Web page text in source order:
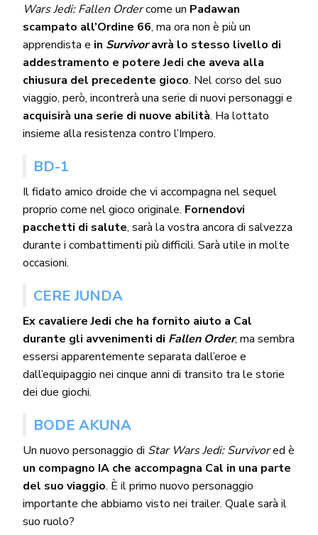
Wars Jedi: Fallen Ordercome un Padawan
scampato all’Ordine 66, ma ora non è più un
apprendista e in Survivoravrà lo stesso livello di
addestramento e potere Jedi che aveva alla
chiusura del precedente gioco. Nel corso del suo
viaggio, però, incontrerà una serie di nuovi personaggi e
acquisirà una serie di nuove abilità. Ha lottato
insieme alla resistenza contro l’Impero.
BD-1
Il fidato amico droide che vi accompagna nel sequel
proprio come nel gioco originale. Fornendovi
pacchetti di salute, sarà la vostra ancora di salvezza
durante i combattimenti più difficili. Sarà utile in molte
occasioni.
CERE JUNDA
Ex cavaliere Jedi che ha fornito aiuto a Cal
durante gli avvenimenti di Fallen Order, ma sembra
essersi apparentemente separata dall’eroe e
dall’equipaggio nei cinque anni di transito tra le storie
dei due giochi.
BODE AKUNA
Un nuovo personaggio di Star Wars Jedi: Survivored è
un compagno IA che accompagna Cal in una parte
del suo viaggio. È il primo nuovo personaggio
importante che abbiamo visto nei trailer. Quale sarà il
suo ruolo?